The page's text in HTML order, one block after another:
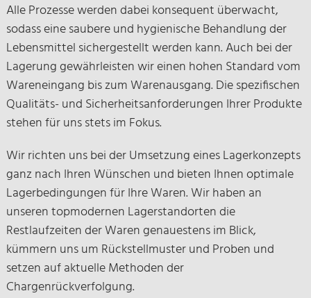
Alle Prozesse werden dabei konsequent überwacht,
sodass eine saubere und hygienische Behandlung der
Lebensmittel sichergestellt werden kann. Auch bei der
Lagerung gewährleisten wir einen hohen Standard vom
Wareneingang bis zum Warenausgang. Die spezifischen
Qualitäts- und Sicherheitsanforderungen Ihrer Produkte
stehen für uns stets im Fokus.
Wir richten uns bei der Umsetzung eines Lagerkonzepts
ganz nach Ihren Wünschen und bieten Ihnen optimale
Lagerbedingungen für Ihre Waren. Wir haben an
unseren topmodernen Lagerstandorten die
Restlaufzeiten der Waren genauestens im Blick,
kümmern uns um Rückstellmuster und Proben und
setzen auf aktuelle Methoden der
Chargenrückverfolgung.